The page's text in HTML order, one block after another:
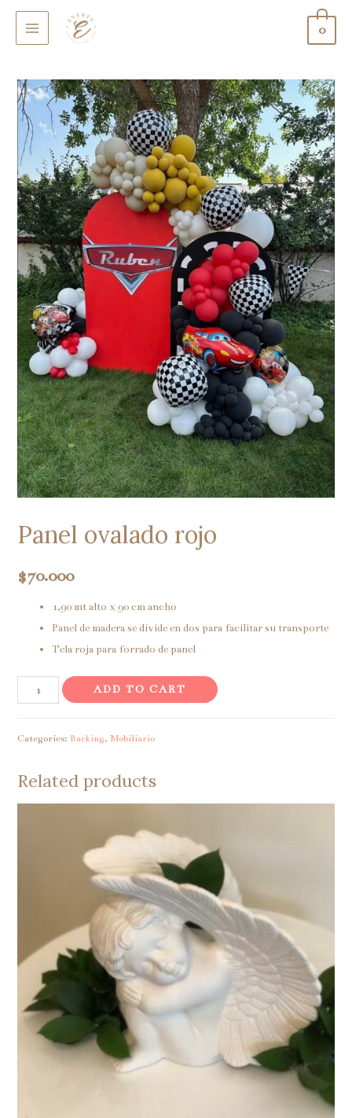
MAIN
0
Panel ovalado rojo
$70.000
1,90 mt alto x 90 cm ancho
Panel de madera se divide en dos para facilitar su transporte
Tela roja para forrado de panel
Panel
ovalado
ADD TO CART
Categories: Backing,Mobiliario
Related products